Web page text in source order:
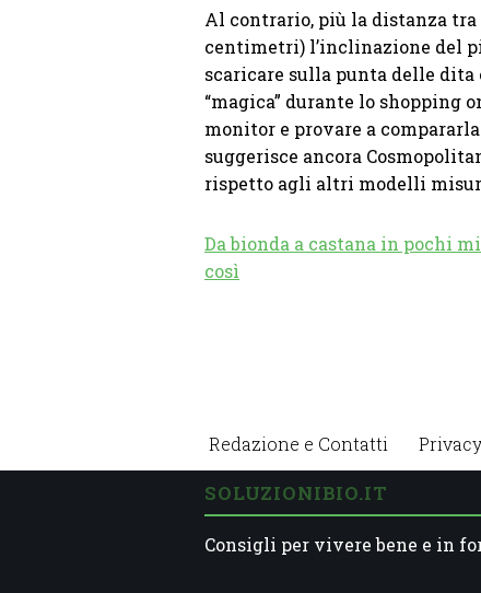
Al contrario, più la distanza tra
centimetri) l’inclinazione del
scaricare sulla punta delle dita
“magica” durante lo shopping
monitor e provare a
suggerisce ancora
rispetto agli altri modelli
Da bionda a castana in pochi
così
Redazione e Contatti
SOLUZIONIBIO.IT
Consigli per vivere bene e in